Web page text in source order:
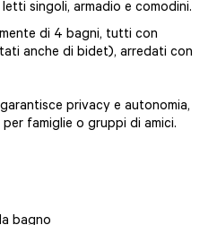
letti singoli, armadio e comodini.
di 4 bagni, tutti con
anche di bidet), arredati con
privacy e autonomia,
famiglie o gruppi di amici.
bagno